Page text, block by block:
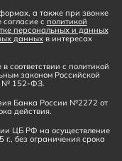
а также при звонке
с политикой
персональных и данных
данных в интересах
соответствии с политикой
законом Российской
№ 152-ФЗ.
Банка России №2272 от
действия.
ЦБ РФ на осуществление
без ограничения срока